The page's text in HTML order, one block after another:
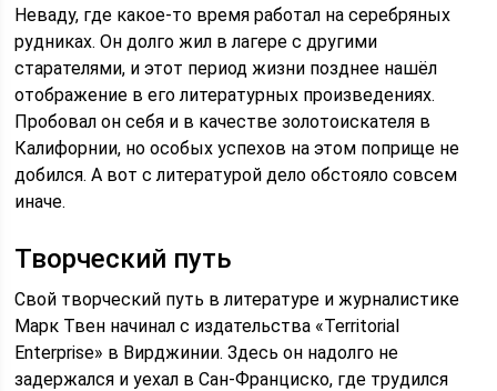
Неваду, где какое-то время работал на серебряных
рудниках. Он долго жил в лагере с другими
старателями, и этот период жизни позднее нашёл
отображение в его литературных произведениях.
Пробовал он себя и в качестве золотоискателя в
Калифорнии, но особых успехов на этом поприще не
добился. А вот с литературой дело обстояло совсем
иначе.
Творческий путь
Свой творческий путь в литературе и журналистике
Марк Твен начинал с издательства «Territorial
Enterprise» в Вирджинии. Здесь он надолго не
задержался и уехал в Сан-Франциско, где трудился